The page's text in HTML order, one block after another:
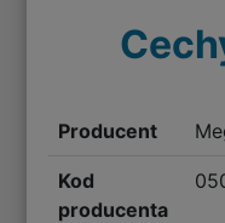
Producent
Kod
producenta